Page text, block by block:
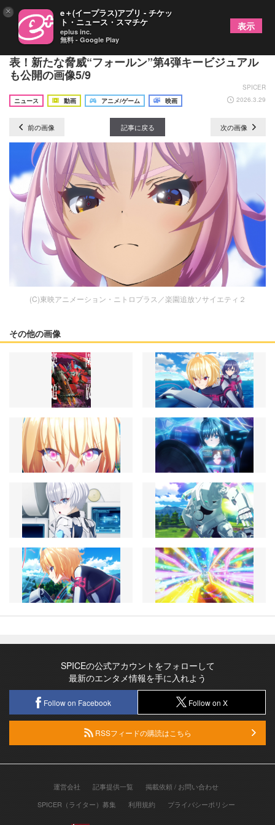
『楽園追放 心のレゾナンス』最新PV＆あらすじ発
表！新たな脅威“フォールン”第4弾キービジュアル
も公開の画像5/9
SPICER
ニュース
動画 アニメ/ゲーム 映画 2026.3.29
前の画像 記事に戻る 次の画像
(C)東映アニメーション・ニトロプラス／楽園追放ソサイエティ２
その他の画像
SPICEの公式アカウントをフォローして
最新のエンタメ情報を手に入れよう
Follow on Facebook Follow on X
RSSフィードの購読はこちら
運営会社 記事提供一覧
掲載依頼 / お問い合わせ
SPICER（ライター）募集
利用規約 プライバシーポリシー
× e＋(イープラス)アプリ - チケッ
ト・ニュース・スマチケ
eplus inc.
無料 - Google Play
表示